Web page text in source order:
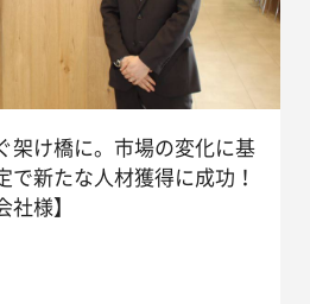
架け橋に。市場の変化に基
で新たな人材獲得に成功！
社様】